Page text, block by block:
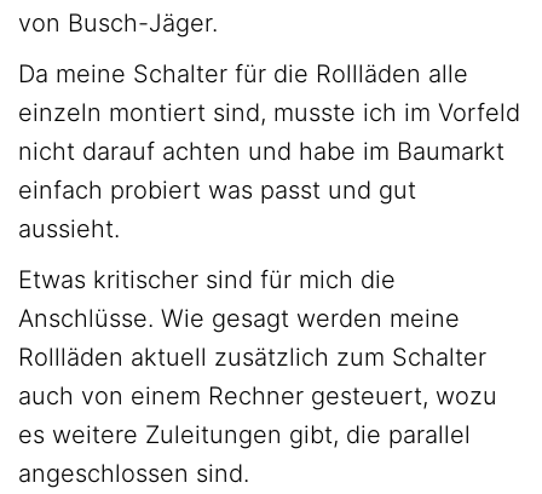
von Busch-Jäger.
Da meine Schalter für die Rollläden alle
einzeln montiert sind, musste ich im Vorfeld
nicht darauf achten und habe im Baumarkt
einfach probiert was passt und gut
aussieht.
Etwas kritischer sind für mich die
Anschlüsse. Wie gesagt werden meine
Rollläden aktuell zusätzlich zum Schalter
auch von einem Rechner gesteuert, wozu
es weitere Zuleitungen gibt, die parallel
angeschlossen sind.